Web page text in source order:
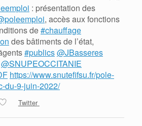
: présentation des
, accès aux fonctions
de#chauffage
des bâtiments de l’état,
#publics@JBasseres
@SNUPEOCCITANIE
https://www.snutefifsu.fr/pole-
du-9-juin-2022/
Twitter